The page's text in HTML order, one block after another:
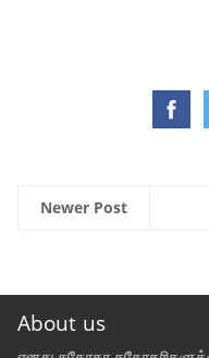
Newer Post
About us